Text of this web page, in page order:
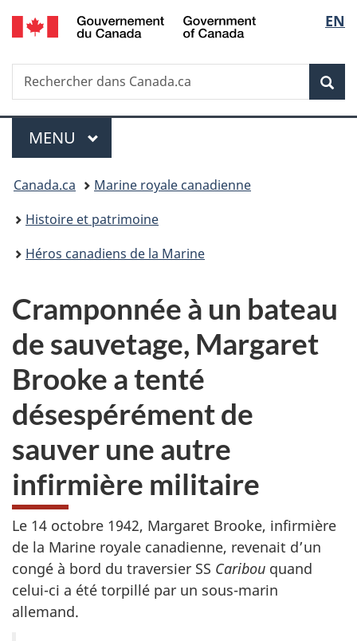
Passer
au
principal
Passer
à
Au
du
Passer
à
version
simplifiée
de
la
EN
Recherche
Rechercher
dans
Menu
MENU PRINCIPAL
Vous
êtes
ici :
Canada.ca
Marine royale canadienne
Histoire et patrimoine
Héros canadiens de la Marine
Cramponnée à un bateau
de sauvetage, Margaret
Brooke a tenté
désespérément de
sauver une autre
infirmière militaire
Le 14 octobre 1942, Margaret Brooke, infirmière
de la Marine royale canadienne, revenait d’un
congé à bord du traversier SS Caribou quand
celui-ci a été torpillé par un sous-marin
allemand.